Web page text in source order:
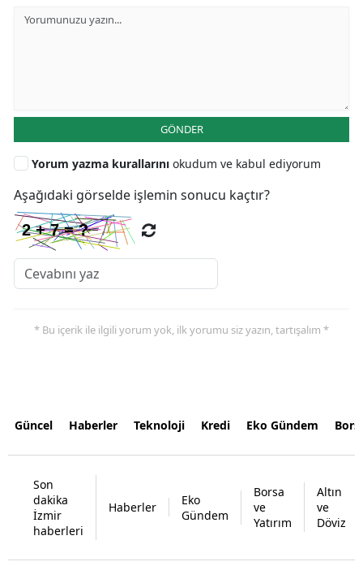
GÖNDER
Yorum yazma kurallarını okudum ve kabul ediyorum
Aşağıdaki görselde işlemin sonucu kaçtır?
* Bu içerik ile ilgili yorum yok, ilk yorumu siz yazın, tartışalım *
Güncel Haberler Teknoloji Kredi Eko Gündem
Son
dakika
İzmir
haberleri
Haberler
Eko
Gündem
Borsa
ve
Yatırım
Altın
ve
Döviz